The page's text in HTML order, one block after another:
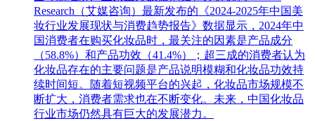
Research（艾媒咨询）最新发布的《2024-2025年中国美
妆行业发展现状与消费趋势报告》数据显示，2024年中
国消费者在购买化妆品时，最关注的因素是产品成分
（58.8%）和产品功效（41.4%）；超三成的消费者认为
化妆品存在的主要问题是产品说明模糊和化妆品功效持
续时间短。随着短视频平台的兴起，化妆品市场规模不
断扩大，消费者需求也在不断变化。未来，中国化妆品
行业市场仍然具有巨大的发展潜力。